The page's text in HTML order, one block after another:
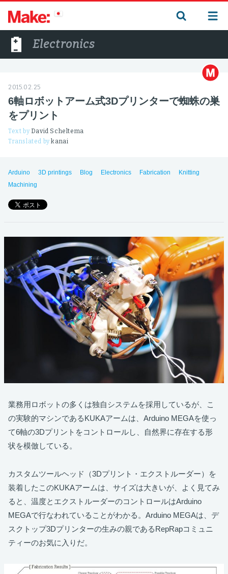
Electronics
2015.02.25
6軸ロボットアーム式3Dプリンターで蜘蛛の巣
をプリント
Text by David Scheltema
Translated bykanai
Arduino 3D printings Blog Electronics Fabrication
Knitting
Machining
業務用ロボットの多くは独自システムを採用しているが、こ
の実験的マシンであるKUKAアームは、Arduino MEGAを使っ
て6軸の3Dプリントをコントロールし、自然界に存在する形
状を模倣している。
カスタムツールヘッド（3Dプリント・エクストルーダー）を
装着したこのKUKAアームは、サイズは大きいが、よく見てみ
ると、温度とエクストルーダーのコントロールはArduino
MEGAで行なわれていることがわかる。Arduino MEGAは、デ
スクトップ3Dプリンターの生みの親であるRepRapコミュニ
ティーのお気に入りだ。